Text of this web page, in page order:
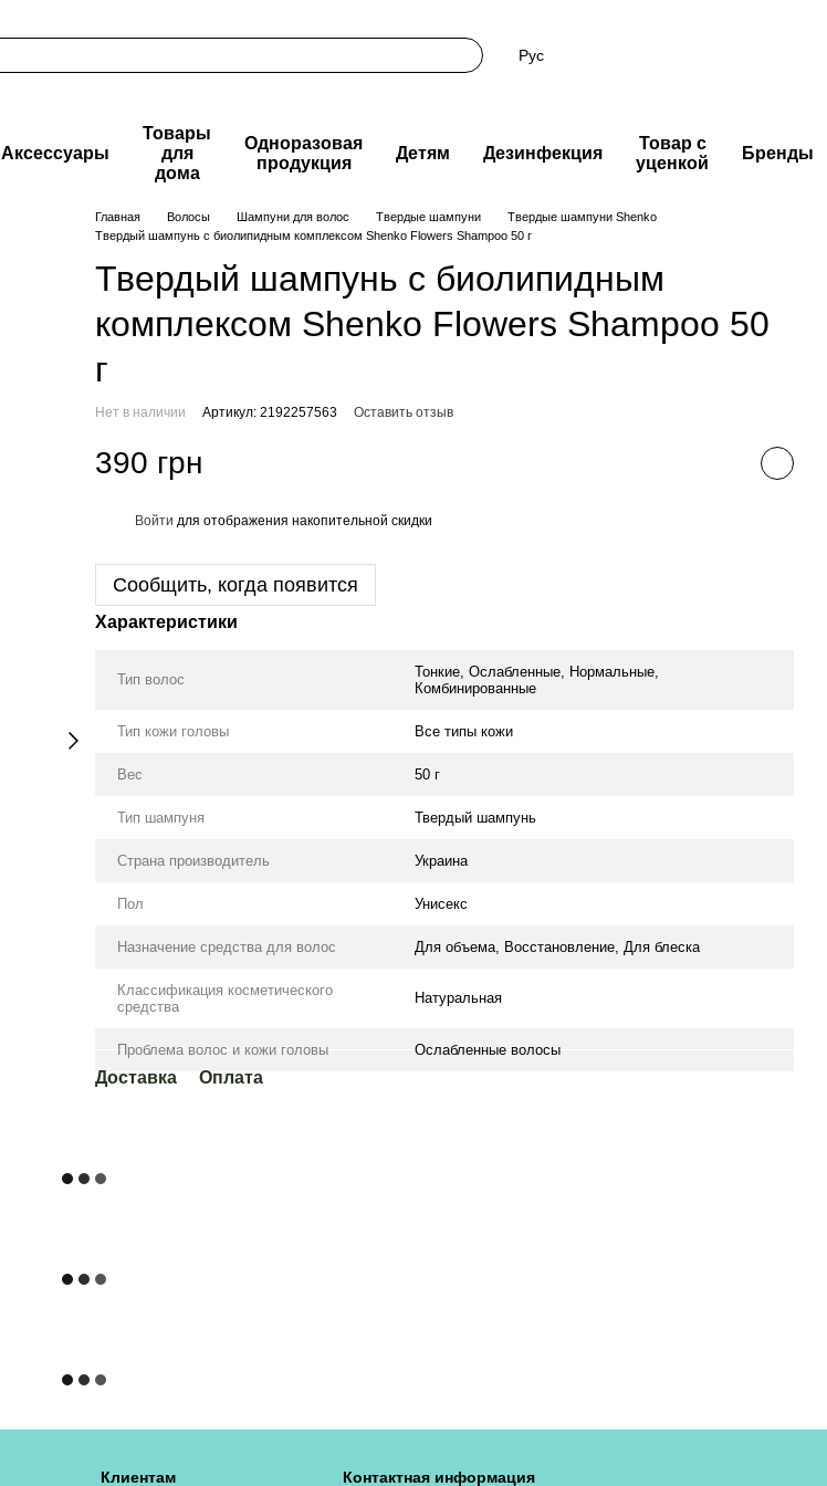
Рус
Аксессуары
Товары
для
дома
Одноразовая
продукция
Детям Дезинфекция
Товар с
уценкой
Бренды
Главная Волосы Шампуни для волос Твердые шампуни
Твердые шампуни Shenko
Твердый шампунь с биолипидным комплексом Shenko Flowers Shampoo 50 г
Твердый шампунь с биолипидным
комплексом Shenko Flowers Shampoo 50
г
Нет в наличии Артикул: 2192257563 Оставить отзыв
390 грн
Войти для отображения накопительной скидки
Сообщить, когда появится
Характеристики
Тип волос
Тонкие, Ослабленные, Нормальные,
Комбинированные
Тип кожи головы Все типы кожи
Вес 50 г
Тип шампуня Твердый шампунь
Страна производитель Украина
Пол Унисекс
Назначение средства для волос Для объема, Восстановление, Для блеска
Классификация косметического
средства
Натуральная
Проблема волос и кожи головы Ослабленные волосы
Доставка Оплата
Клиентам Контактная информация